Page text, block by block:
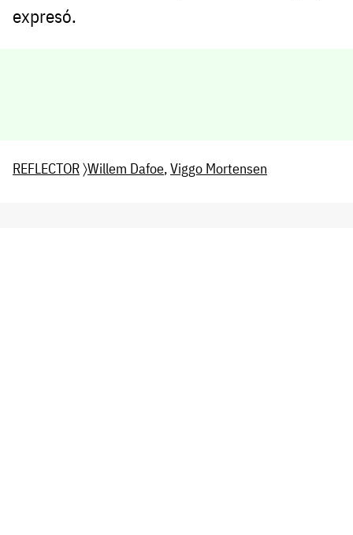
expresó.
REFLECTOR〉Willem Dafoe,Viggo Mortensen